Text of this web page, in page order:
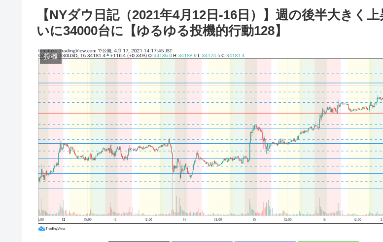
【NYダウ日記（2021年4月12日-16日）】週の後半大きく
いに34000台に【ゆるゆる投機的行動128】
投機